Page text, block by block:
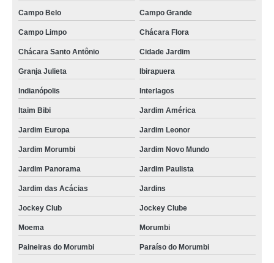
Campo Belo Campo Grande
Campo Limpo Chácara Flora
Chácara Santo Antônio Cidade Jardim
Granja Julieta Ibirapuera
Indianópolis Interlagos
Itaim Bibi Jardim América
Jardim Europa Jardim Leonor
Jardim Morumbi Jardim Novo Mundo
Jardim Panorama Jardim Paulista
Jardim das Acácias Jardins
Jockey Club Jockey Clube
Moema Morumbi
Paineiras do Morumbi Paraíso do Morumbi